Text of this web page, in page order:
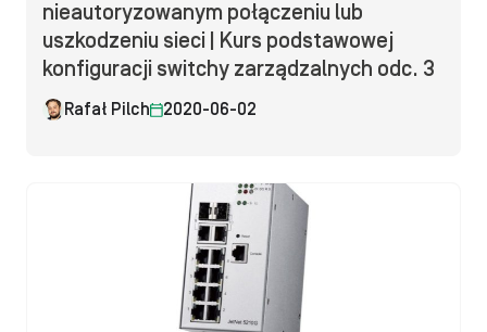
nieautoryzowanym połączeniu lub
uszkodzeniu sieci | Kurs podstawowej
konfiguracji switchy zarządzalnych odc. 3
Rafał Pilch 2020-06-02